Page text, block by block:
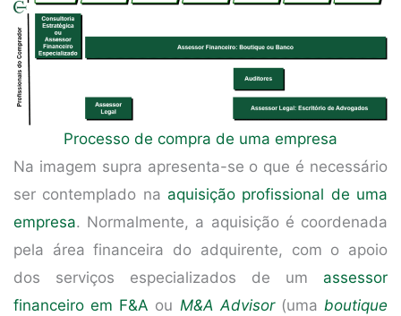
Processo de compra de uma empresa
Na imagem supra apresenta-se o que é necessário
ser contemplado na aquisição profissional de uma
empresa. Normalmente, a aquisição é coordenada
pela área financeira do adquirente, com o apoio
dos serviços especializados de um assessor
financeiro em F&A ou M&A Advisor(umaboutique